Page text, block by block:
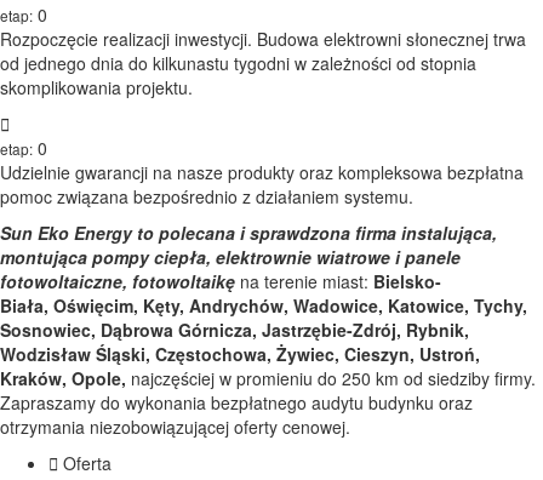
etap: 0
Rozpoczęcie realizacji inwestycji. Budowa elektrowni słonecznej trwa
od jednego dnia do kilkunastu tygodni w zależności od stopnia
skomplikowania projektu.
etap: 0
Udzielnie gwarancji na nasze produkty oraz kompleksowa bezpłatna
pomoc związana bezpośrednio z działaniem systemu.
Sun Eko Energy to polecana i sprawdzona firma instalująca,
montująca pompy ciepła, elektrownie wiatrowe i panele
fotowoltaiczne, fotowoltaikę na terenie miast: Bielsko-
Biała, Oświęcim, Kęty, Andrychów, Wadowice, Katowice, Tychy,
Sosnowiec, Dąbrowa Górnicza, Jastrzębie-Zdrój, Rybnik,
Wodzisław Śląski, Częstochowa, Żywiec, Cieszyn, Ustroń,
Kraków, Opole, najczęściej w promieniu do 250 km od siedziby firmy.
Zapraszamy do wykonania bezpłatnego audytu budynku oraz
otrzymania niezobowiązującej oferty cenowej.
Oferta